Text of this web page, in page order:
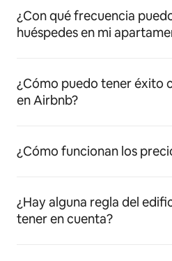
¿Con qué frecuencia
huéspedes en mi
¿Cómo puedo tener éxito
en Airbnb?
¿Cómo funcionan los
¿Hay alguna regla del
tener en cuenta?